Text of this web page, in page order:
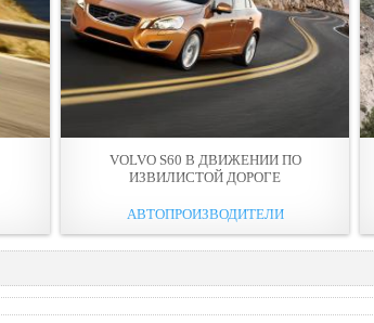
VOLVO S60 В ДВИЖЕНИИ ПО
ИЗВИЛИСТОЙ ДОРОГЕ
АВТОПРОИЗВОДИТЕЛИ